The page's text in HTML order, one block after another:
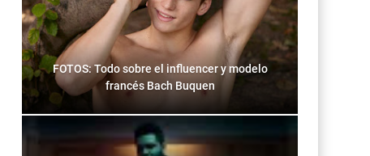
FOTOS: Todo sobre el influencer y modelo
francés Bach Buquen